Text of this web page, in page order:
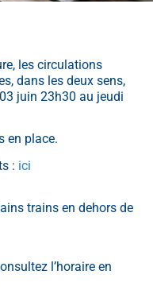
les circulations
dans les deux sens,
juin 23h30 au jeudi
en place.
: ici
trains en dehors de
l’horaire en